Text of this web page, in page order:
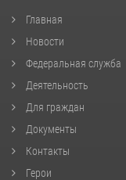
Главная
Новости
Федеральная служба
Деятельность
Для граждан
Документы
Контакты
Герои